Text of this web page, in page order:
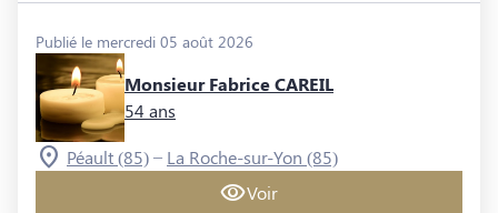
Publié le mercredi 05 août 2026
Monsieur Fabrice CAREIL
54 ans
Péault (85)– La Roche-sur-Yon (85)
Voir